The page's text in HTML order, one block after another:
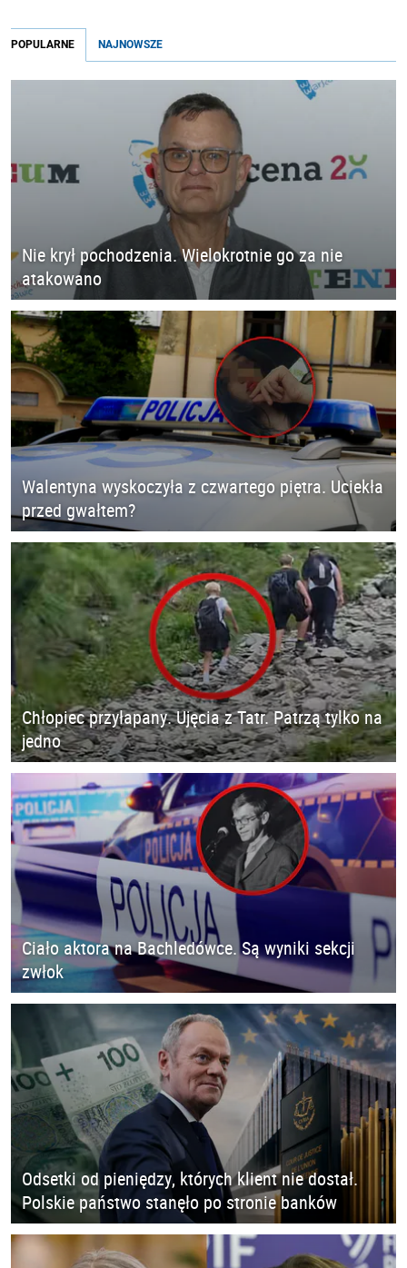
POPULARNE NAJNOWSZE
Nie krył pochodzenia. Wielokrotnie go za nie
atakowano
Walentyna wyskoczyła z czwartego piętra. Uciekła
przed gwałtem?
Chłopiec przyłapany. Ujęcia z Tatr. Patrzą tylko na
jedno
Ciało aktora na Bachledówce. Są wyniki sekcji
zwłok
Odsetki od pieniędzy, których klient nie dostał.
Polskie państwo stanęło po stronie banków